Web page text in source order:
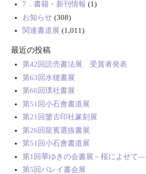
7．書籍・新刊情報 (1)
お知らせ(308)
関連書道展 (1,011)
最近の投稿
第42回読売書法展 受賞者発表
第63回水穂書展
第66回璞社書展
第51回小石會書道展
第21回鑒古印社篆刻展
第26回龍賓選抜書展
第51回小石會書道展
第1回華ゆきの会書展－桜によせて―
第5回バレイ書会展